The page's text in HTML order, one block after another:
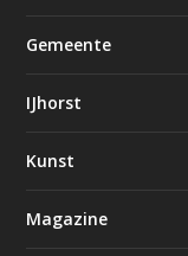
Gemeente
IJhorst
Kunst
Magazine